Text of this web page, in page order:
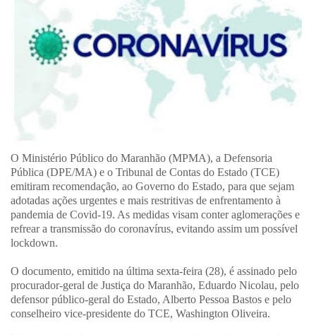
O Ministério Público do Maranhão (MPMA), a Defensoria
Pública (DPE/MA) e o Tribunal de Contas do Estado (TCE)
emitiram recomendação, ao Governo do Estado, para que sejam
adotadas ações urgentes e mais restritivas de enfrentamento à
pandemia de Covid-19. As medidas visam conter aglomerações e
refrear a transmissão do coronavírus, evitando assim um possível
lockdown.
O documento, emitido na última sexta-feira (28), é assinado pelo
procurador-geral de Justiça do Maranhão, Eduardo Nicolau, pelo
defensor público-geral do Estado, Alberto Pessoa Bastos e pelo
conselheiro vice-presidente do TCE, Washington Oliveira.